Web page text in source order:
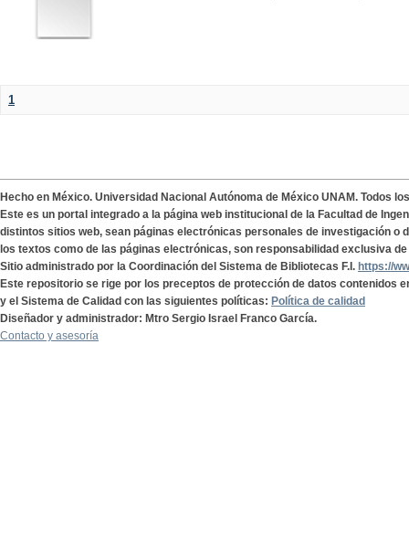
1
Hecho en México. Universidad Nacional Autónoma de México UNAM. Todos
Este es un portal integrado a la página web institucional de la Facultad de
distintos sitios web, sean páginas electrónicas personales de investigación o
los textos como de las páginas electrónicas, son responsabilidad exclusiva
Sitio administrado por la Coordinación del Sistema de Bibliotecas F.I. https://
Este repositorio se rige por los preceptos de protección de datos contenidos
y el Sistema de Calidad con las siguientes políticas: Política de calidad
Diseñador y administrador: Mtro Sergio Israel Franco García.
Contacto y asesoría